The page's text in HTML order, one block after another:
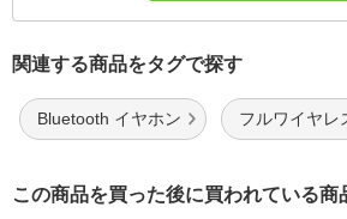
関連する商品をタグで探す
Bluetooth イヤホン フルワイヤレ
この商品を買った後に買われている商